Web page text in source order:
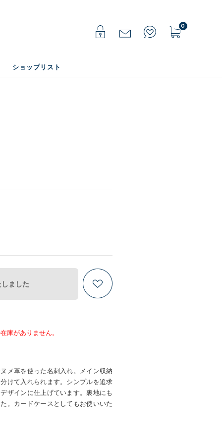
0
ショップリスト
ました
庫がありません。
メ革を使った名刺入れ。メイン収納
けて入れられます。シンプルを追求
ザインに仕上げています。裏地にも
。カードケースとしてもお使いいた